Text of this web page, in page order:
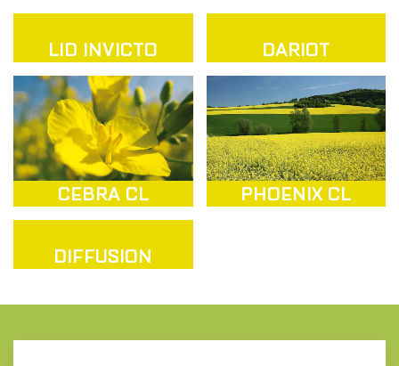
LID INVICTO DARIOT
CEBRA CL PHOENIX CL
DIFFUSION